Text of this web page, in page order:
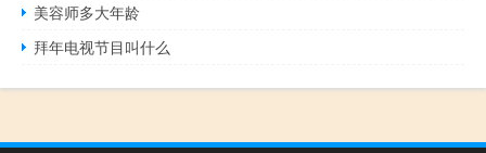
美容师多大年龄
拜年电视节目叫什么